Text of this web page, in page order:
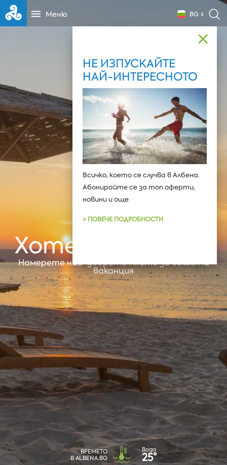
Меню BG
Хотели в Албена
Намерете най-доброто място за вашата
ваканция
ВРЕМЕТО
В ALBENA.BG
Вода
25°
✕
НЕ ИЗПУСКАЙТЕ
НАЙ-ИНТЕРЕСНОТО
Всичко, което се случва в Албена.
Абонирайте се за топ оферти,
новини и още
> ПОВЕЧЕ ПОДРОБНОСТИ